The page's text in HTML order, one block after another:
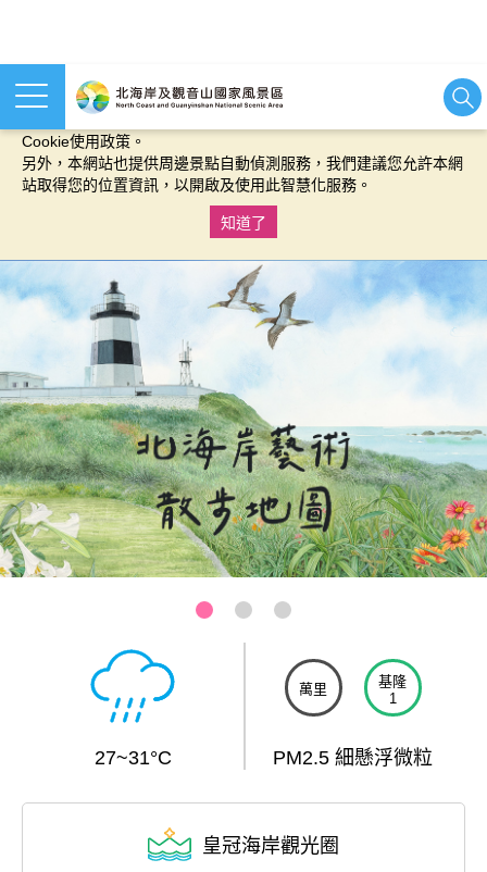
本網站使用cookies等相關技術以持續優化網站服務，並有助於為
您提供更佳的體驗，當您繼續使用本網站即表示您同意我們的
Cookie使用政策。
另外，本網站也提供周邊景點自動偵測服務，我們建議您允許本網
站取得您的位置資訊，以開啟及使用此智慧化服務。
知道了
基隆-和平島公園
27~31°C
萬里
基隆
1
PM2.5 細懸浮微粒
皇冠海岸觀光圈